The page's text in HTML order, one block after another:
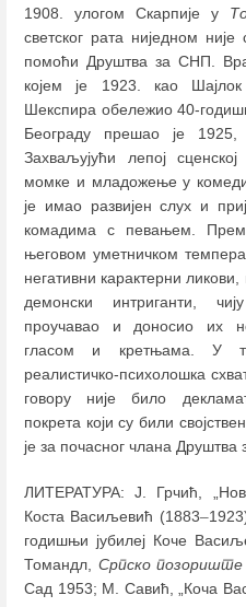
1908. улогом Скарпије у
светског рата ниједном
помоћи Друштва за СНП.
којем је 1923. као
Шекспира обележио 40-
Београду прешао је 1925,
Захваљујући лепој
момке и младожење у
је имао развијен слух и
комадима с певањем.
његовом уметничком
негативни карактерни
демонски интриганти,
проучавао и доносио их
гласом и кретњама. У
реалистичко-психолошка
говору није било
покрета који су били
је за почасног члана
ЛИТЕРАТУРА: Ј. Грчић,
Коста Васиљевић (1883–
годишњи јубилеј Коче
Томандл, Српско позориште
Сад 1953; М. Савић, „Коча